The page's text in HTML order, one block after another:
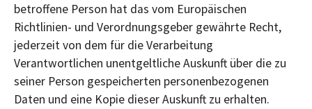
betroffene Person hat das vom Europäischen
Richtlinien- und Verordnungsgeber gewährte Recht,
jederzeit von dem für die Verarbeitung
Verantwortlichen unentgeltliche Auskunft über die zu
seiner Person gespeicherten personenbezogenen
Daten und eine Kopie dieser Auskunft zu erhalten.